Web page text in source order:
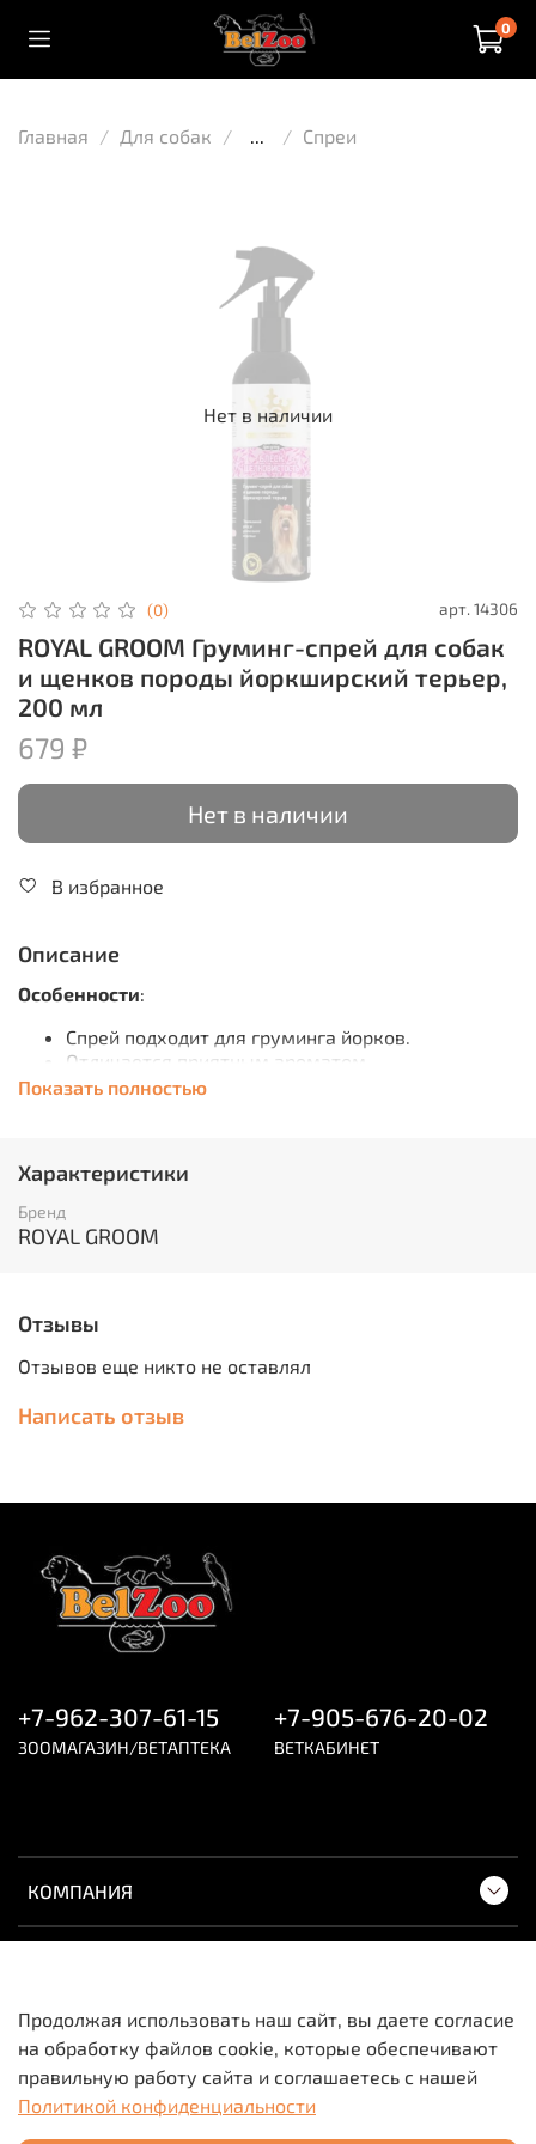
0
Главная Для собак ... Спреи
Нет в наличии
(0) арт. 14306
ROYAL GROOM Груминг-спрей для собак
и щенков породы йоркширский терьер,
200 мл
679 ₽
Нет в наличии
В избранное
Описание
Особенности:
Спрей подходит для груминга йорков.
Отличается приятным ароматом.
Эффективен и не вызывает привыкания.
Содержит только безопасные компоненты.
Спрей увлажняет шерсть йорков и предохраняет
её от пересушивания.
нажимая на курковый распылитель, наносить на
кожу животного.
склонным к образованию колтунов: обильно
смочить колтун, дать впитаться в течение 1 – 2
мин, затем начать разделять колтун пальцами,
двигаясь от краев к центру. Отделить сначала
крупные части, затем разобрать более мелкие,
попадания в глаза. Завершиь груминг с помощью
гребня/щетки, при необходимости использовать
Показать полностью
Характеристики
Бренд
ROYAL GROOM
Отзывы
Отзывов еще никто не оставлял
Написать отзыв
КОМПАНИЯ
+7-962-307-61-15
ЗООМАГАЗИН/ВЕТАПТЕКА
+7-905-676-20-02
ВЕТКАБИНЕТ
Вся информация о товарах и ценах носит
исключительно информационный характер и не
Продолжая использовать наш сайт, вы даете согласие
на обработку файлов cookie, которые обеспечивают
правильную работу сайта и соглашаетесь с нашей
Политикой конфиденциальности